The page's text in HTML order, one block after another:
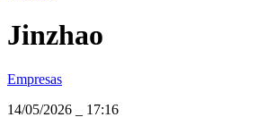
Jinzhao
Empresas
14/05/2026
17:16